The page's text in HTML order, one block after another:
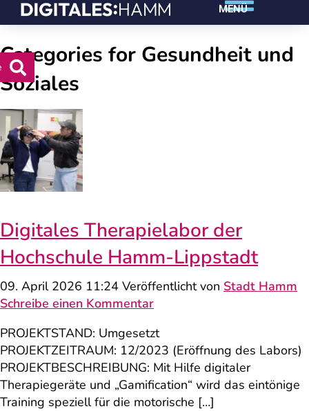
MENÜ
Categories for Gesundheit und
Soziales
Digitales Therapielabor der
Hochschule Hamm-Lippstadt
09. April 2026 11:24 Veröffentlicht von Stadt Hamm
Schreibe einen Kommentar
PROJEKTSTAND: Umgesetzt
PROJEKTZEITRAUM: 12/2023 (Eröffnung des Labors)
PROJEKTBESCHREIBUNG: Mit Hilfe digitaler
Therapiegeräte und „Gamification“ wird das eintönige
Training speziell für die motorische […]